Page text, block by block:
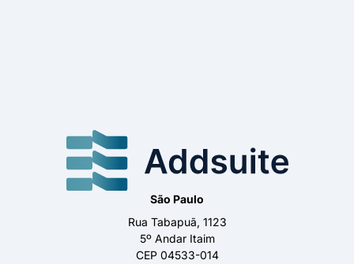
São Paulo
Rua Tabapuã, 1123
5º Andar Itaim
CEP 04533-014